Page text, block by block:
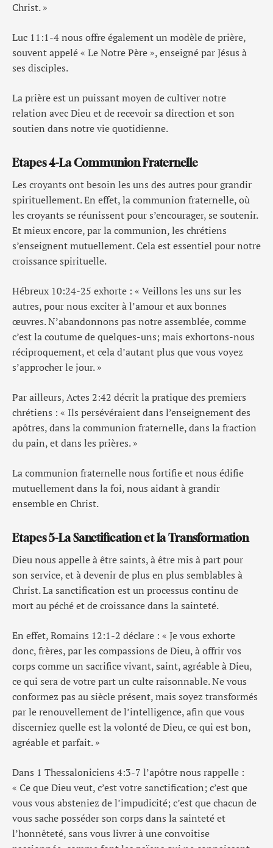
Christ. »
Luc 11:1-4 nous offre également un modèle de prière,
souvent appelé « Le Notre Père », enseigné par Jésus à
ses disciples.
La prière est un puissant moyen de cultiver notre
relation avec Dieu et de recevoir sa direction et son
soutien dans notre vie quotidienne.
Etapes 4-La Communion Fraternelle
Les croyants ont besoin les uns des autres pour grandir
spirituellement. En effet, la communion fraternelle, où
les croyants se réunissent pour s’encourager, se soutenir.
Et mieux encore, par la communion, les chrétiens
s’enseignent mutuellement. Cela est essentiel pour notre
croissance spirituelle.
Hébreux 10:24-25 exhorte : « Veillons les uns sur les
autres, pour nous exciter à l’amour et aux bonnes
œuvres. N’abandonnons pas notre assemblée, comme
c’est la coutume de quelques-uns; mais exhortons-nous
réciproquement, et cela d’autant plus que vous voyez
s’approcher le jour. »
Par ailleurs, Actes 2:42 décrit la pratique des premiers
chrétiens : « Ils persévéraient dans l’enseignement des
apôtres, dans la communion fraternelle, dans la fraction
du pain, et dans les prières. »
La communion fraternelle nous fortifie et nous édifie
mutuellement dans la foi, nous aidant à grandir
ensemble en Christ.
Etapes 5-La Sanctification et la Transformation
Dieu nous appelle à être saints, à être mis à part pour
son service, et à devenir de plus en plus semblables à
Christ. La sanctification est un processus continu de
mort au péché et de croissance dans la sainteté.
En effet, Romains 12:1-2 déclare : « Je vous exhorte
donc, frères, par les compassions de Dieu, à offrir vos
corps comme un sacrifice vivant, saint, agréable à Dieu,
ce qui sera de votre part un culte raisonnable. Ne vous
conformez pas au siècle présent, mais soyez transformés
par le renouvellement de l’intelligence, afin que vous
discerniez quelle est la volonté de Dieu, ce qui est bon,
agréable et parfait. »
Dans 1 Thessaloniciens 4:3-7 l’apôtre nous rappelle :
« Ce que Dieu veut, c’est votre sanctification; c’est que
vous vous absteniez de l’impudicité; c’est que chacun de
vous sache posséder son corps dans la sainteté et
l’honnêteté, sans vous livrer à une convoitise